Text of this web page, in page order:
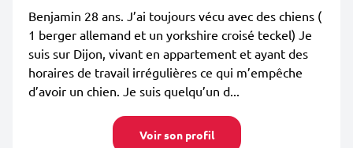
Benjamin 28 ans. J’ai toujours vécu avec des chiens (
1 berger allemand et un yorkshire croisé teckel) Je
suis sur Dijon, vivant en appartement et ayant des
horaires de travail irrégulières ce qui m’empêche
d’avoir un chien. Je suis quelqu’un d...
Voir son profil